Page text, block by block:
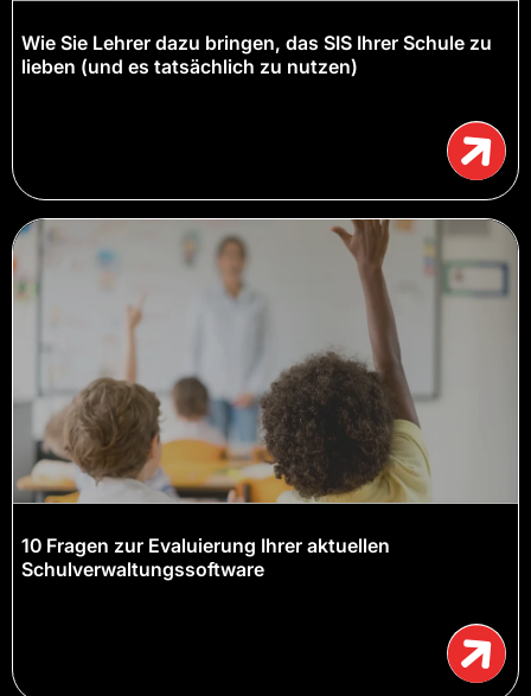
Wie Sie Lehrer dazu bringen, das SIS Ihrer Schule zu
lieben (und es tatsächlich zu nutzen)
10 Fragen zur Evaluierung Ihrer aktuellen
Schulverwaltungssoftware